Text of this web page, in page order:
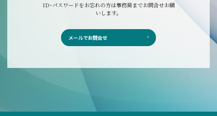
ID･パスワードをお忘れの方は事務局までお問合せお願
いします。
メールでお問合せ